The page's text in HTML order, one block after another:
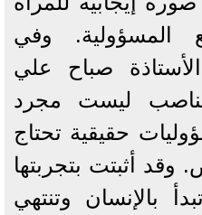
المسؤولية. وفي
صباح علي
ليست مجرد
حقيقية تحتاج
وقد أثبتت بتجربتها
بالإنسان وتنتهي